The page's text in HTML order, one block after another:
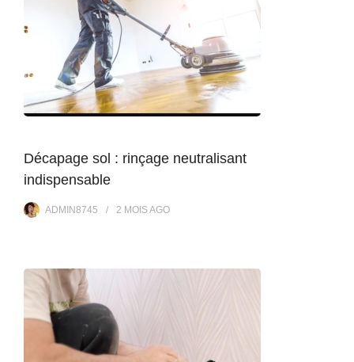
Décapage sol : rinçage neutralisant
indispensable
ADMIN8745 2 MOISAGO